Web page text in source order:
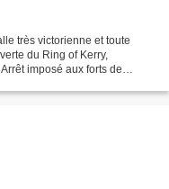
très victorienne et toute
du Ring of Kerry,
imposé aux forts de